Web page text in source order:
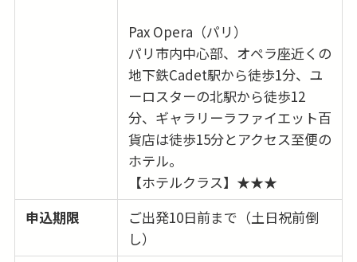
Pax Opera（パリ）
パリ市内中心部、オペラ座近くの
地下鉄Cadet駅から徒歩1分、ユ
ーロスターの北駅から徒歩12
分、ギャラリーラファイエット百
貨店は徒歩15分とアクセス至便の
ホテル。
【ホテルクラス】★★★
申込期限
ご出発10日前まで（土日祝前倒
し）